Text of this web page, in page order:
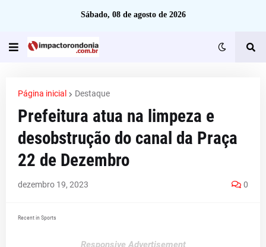
Sábado, 08 de agosto de 2026
Página inicial Destaque
Prefeitura atua na limpeza e
desobstrução do canal da Praça
22 de Dezembro
dezembro 19, 2023 0
Recent in Sports
Responsive Advertisement